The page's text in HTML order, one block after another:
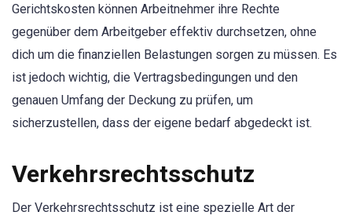
Gerichtskosten können Arbeitnehmer ihre Rechte
gegenüber dem Arbeitgeber effektiv durchsetzen, ohne
dich um die finanziellen Belastungen sorgen zu müssen. Es
ist jedoch wichtig, die Vertragsbedingungen und den
genauen Umfang der Deckung zu prüfen, um
sicherzustellen, dass der eigene bedarf abgedeckt ist.
Verkehrsrechtsschutz
Der Verkehrsrechtsschutz ist eine spezielle Art der